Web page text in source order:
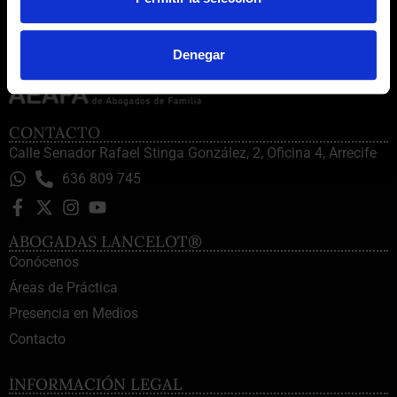
Denegar
CONTACTO
Calle Senador Rafael Stinga González, 2, Oficina 4, Arrecife
636 809 745
ABOGADAS LANCELOT®
Conócenos
Áreas de Práctica
Presencia en Medios
Contacto
INFORMACIÓN LEGAL